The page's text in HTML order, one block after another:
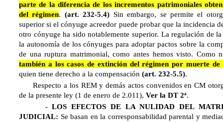
parte de la diferencia de los incrementos patrimoniales
del régimen. (art. 232-5.4) Sin embargo, se permite el
superior si el cónyuge acreedor puede probar que la incidencia
otro cónyuge ha sido notablemente superior. La regulación de
la autonomía de los cónyuges para adoptar pactos sobre la
de una ruptura matrimonial, como antes hemos visto. Como
también a los casos de extinción del régimen por muerte de
quien tiene derecho a la compensación (art. 232-5.5).
Respecto a los REM y demás actos convenidos en CM
de la presente ley (1 de enero de 2.011), Ver la DT 2ª.
- LOS EFECTOS DE LA NULIDAD DEL
JUDICIAL: Se basan en la corresponsabilidad parental y